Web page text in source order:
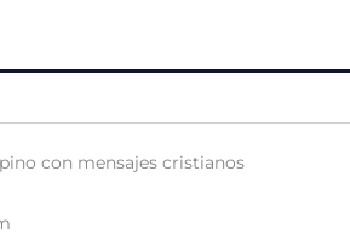
con mensajes cristianos